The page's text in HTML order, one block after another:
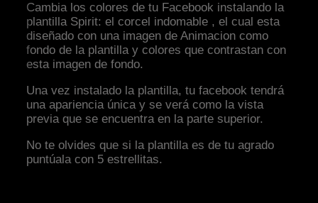
Cambia los colores de tu Facebook instalando la
plantilla Spirit: el corcel indomable , el cual esta
diseñado con una imagen de Animacion como
fondo de la plantilla y colores que contrastan con
esta imagen de fondo.
Una vez instalado la plantilla, tu facebook tendrá
una apariencia única y se verá como la vista
previa que se encuentra en la parte superior.
No te olvides que si la plantilla es de tu agrado
puntúala con 5 estrellitas.